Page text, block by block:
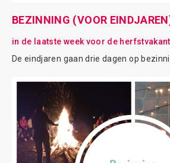
BEZINNING (VOOR
in de laatste week voor de
De eindjaren gaan drie dagen op